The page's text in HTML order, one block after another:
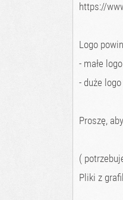
https://
Logo
- małe
- duże
Proszę,
(
Pliki z